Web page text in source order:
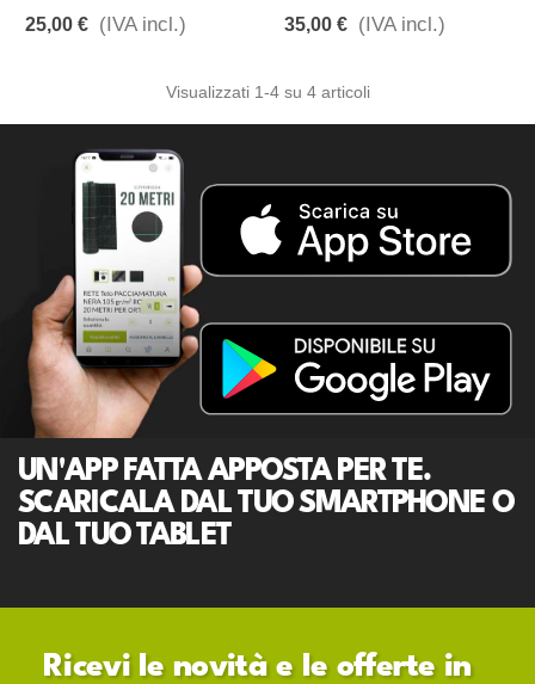
25,00 € (IVA incl.) 35,00 € (IVA incl.)
Visualizzati 1-4 su 4 articoli
UN'APP FATTA APPOSTA PER TE.
SCARICALA DAL TUO SMARTPHONE O
DAL TUO TABLET
Ricevi le novità e le offerte in